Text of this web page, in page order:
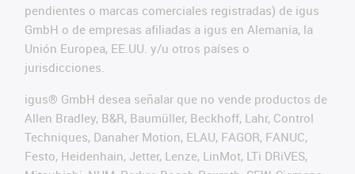
pendientes o marcas comerciales registradas) de igus
GmbH o de empresas afiliadas a igus en Alemania, la
Unión Europea, EE.UU. y/u otros países o
jurisdicciones.
igus® GmbH desea señalar que no vende productos de
Allen Bradley, B&R, Baumüller, Beckhoff, Lahr, Control
Techniques, Danaher Motion, ELAU, FAGOR, FANUC,
Festo, Heidenhain, Jetter, Lenze, LinMot, LTi DRiVES,